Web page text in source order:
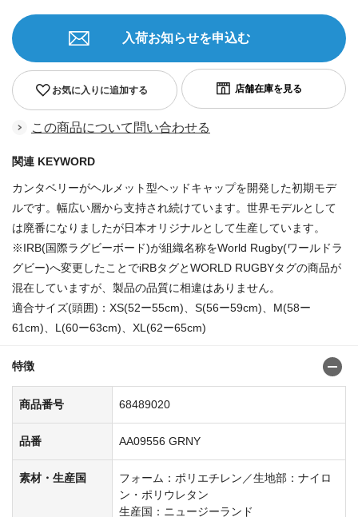
お気に入りに追加する
入荷お知らせを申込む
この商品について問い合わせる
関連 KEYWORD
カンタベリーがヘルメット型ヘッドキャップを開発した初期モデ
ルです。幅広い層から支持され続けています。世界モデルとして
は廃番になりましたが日本オリジナルとして生産しています。
※IRB(国際ラグビーボード)が組織名称をWorld Rugby(ワールドラ
グビー)へ変更したことでiRBタグとWORLD RUGBYタグの商品が
混在していますが、製品の品質に相違はありません。
適合サイズ(頭囲)：XS(52ー55cm)、S(56ー59cm)、M(58ー
61cm)、L(60ー63cm)、XL(62ー65cm)
特徴
商品番号 68489020
品番 AA09556 GRNY
素材・生産国
フォーム：ポリエチレン／生地部：ナイロ
ン・ポリウレタン
生産国：ニュージーランド